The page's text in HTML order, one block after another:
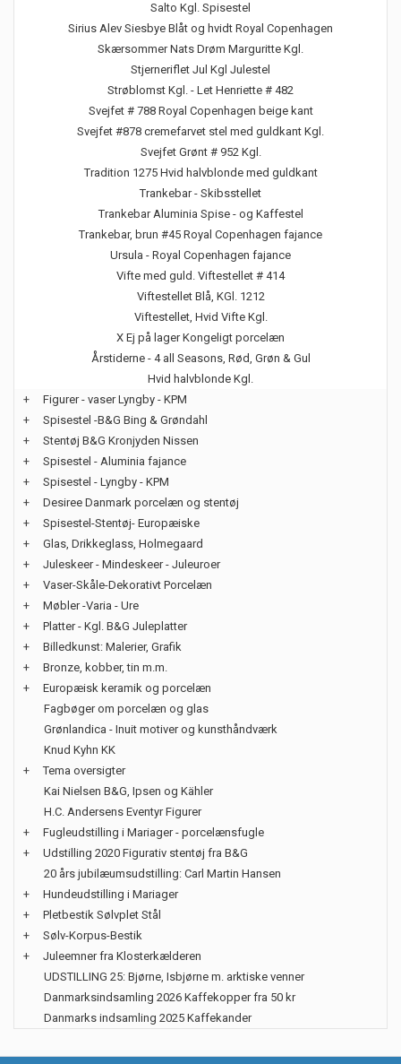
Salto Kgl. Spisestel
Sirius Alev Siesbye Blåt og hvidt Royal Copenhagen
Skærsommer Nats Drøm Marguritte Kgl.
Stjerneriflet Jul Kgl Julestel
Strøblomst Kgl. - Let Henriette # 482
Svejfet # 788 Royal Copenhagen beige kant
Svejfet #878 cremefarvet stel med guldkant Kgl.
Svejfet Grønt # 952 Kgl.
Tradition 1275 Hvid halvblonde med guldkant
Trankebar - Skibsstellet
Trankebar Aluminia Spise - og Kaffestel
Trankebar, brun #45 Royal Copenhagen fajance
Ursula - Royal Copenhagen fajance
Vifte med guld. Viftestellet # 414
Viftestellet Blå, KGl. 1212
Viftestellet, Hvid Vifte Kgl.
X Ej på lager Kongeligt porcelæn
Årstiderne - 4 all Seasons, Rød, Grøn & Gul
Hvid halvblonde Kgl.
+
Figurer - vaser Lyngby - KPM
+
Spisestel -B&G Bing & Grøndahl
+
Stentøj B&G Kronjyden Nissen
+
Spisestel - Aluminia fajance
+
Spisestel - Lyngby - KPM
+
Desiree Danmark porcelæn og stentøj
+
Spisestel-Stentøj- Europæiske
+
Glas, Drikkeglass, Holmegaard
+
Juleskeer - Mindeskeer - Juleuroer
+
Vaser-Skåle-Dekorativt Porcelæn
+
Møbler -Varia - Ure
+
Platter - Kgl. B&G Juleplatter
+
Billedkunst: Malerier, Grafik
+
Bronze, kobber, tin m.m.
+
Europæisk keramik og porcelæn
Fagbøger om porcelæn og glas
Grønlandica - Inuit motiver og kunsthåndværk
Knud Kyhn KK
+
Tema oversigter
Kai Nielsen B&G, Ipsen og Kähler
H.C. Andersens Eventyr Figurer
+
Fugleudstilling i Mariager - porcelænsfugle
+
Udstilling 2020 Figurativ stentøj fra B&G
20 års jubilæumsudstilling: Carl Martin Hansen
+
Hundeudstilling i Mariager
+
Pletbestik Sølvplet Stål
+
Sølv-Korpus-Bestik
+
Juleemner fra Klosterkælderen
UDSTILLING 25: Bjørne, Isbjørne m. arktiske venner
Danmarksindsamling 2026 Kaffekopper fra 50 kr
Danmarks indsamling 2025 Kaffekander